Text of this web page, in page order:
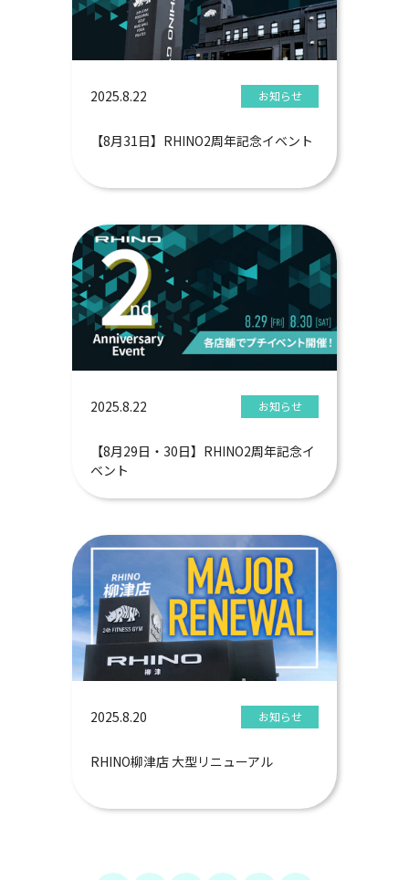
2025.8.22 お知らせ
【8月31日】RHINO2周年記念イベント
2025.8.22 お知らせ
【8月29日・30日】RHINO2周年記念イ
ベント
2025.8.20 お知らせ
RHINO柳津店 大型リニューアル